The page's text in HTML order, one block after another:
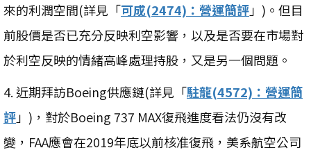
來的利潤空間(詳見「可成(2474)：營運簡評」)。但目
前股價是否已充分反映利空影響，以及是否要在市場對
於利空反映的情緒高峰處理持股，又是另一個問題。
4. 近期拜訪Boeing供應鏈(詳見「駐龍(4572)：營運簡
評」)，對於Boeing 737 MAX復飛進度看法仍沒有改
變，FAA應會在2019年底以前核准復飛，美系航空公司